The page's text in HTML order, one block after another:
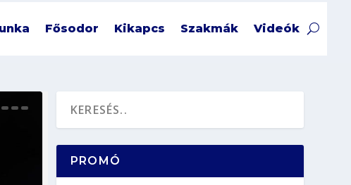
Fősodor Kikapcs Szakmák Videók
PROMÓ